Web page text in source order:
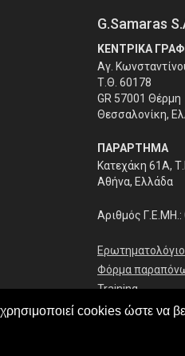
cookies ώστε να
G.Samaras
ΚΕΝΤΡΙΚΑ
Αγ.
Τ.Θ. 60178
GR 57001 Θέρμη
Θεσσαλονίκη,
ΠΑΡΑΡΤΗΜΑ
Κατεχάκη 61Α,
Αθήνα, Ελλάδα
Αριθμός
Ερωτηματολόγιο
Φόρμα
Training